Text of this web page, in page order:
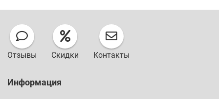
Отзывы Скидки Контакты
Информация